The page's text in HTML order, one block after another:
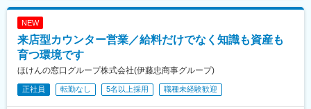
NEW
来店型カウンター営業／給料だけでなく知識も資産も
育つ環境です
ほけんの窓口グループ株式会社(伊藤忠商事グループ)
正社員 転勤なし 5名以上採用 職種未経験歓迎